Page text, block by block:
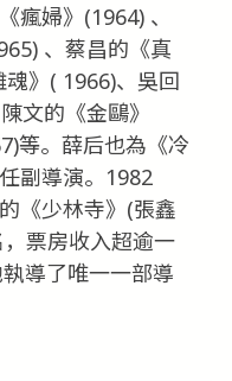
瘋婦》(1964) 、
、蔡昌的《真
》( 1966)、吳回
文的《金鷗》
等。薛后也為《冷
副導演。1982
《少林寺》(張鑫
票房收入超逾一
導了唯一一部導